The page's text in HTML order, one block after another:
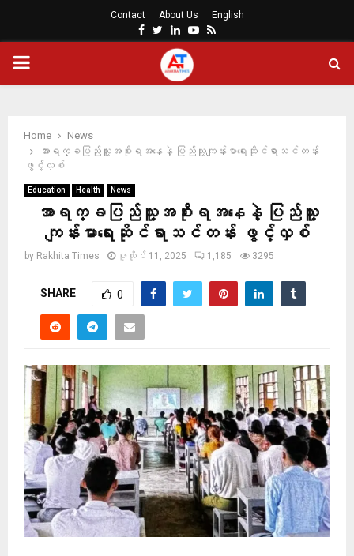
Contact About Us English
Facebook
Twitter
LinkedinYoutube
Rss
PRIMARY
Home
News
အာရက္ခပြည်သူ့အစိုးရအနေနဲ့ ပြည်သူ့ကျန်းမာရေးဆိုင်ရာသင်တန်း
ဖွင့်လှစ်
Education Health News
အာရက္ခပြည်သူ့အစိုးရအနေနဲ့ ပြည်သူ့
ကျန်းမာရေးဆိုင်ရာသင်တန်း ဖွင့်လှစ်
by Rakhita Times ဇူလိုင် 11, 2025 1,185 3295
SHARE 0